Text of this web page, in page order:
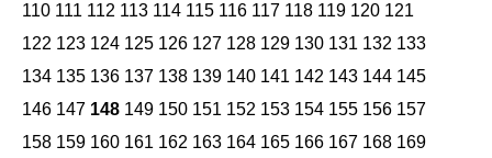
110 111 112 113 114 115 116 117 118 119 120 121
122 123 124 125 126 127 128 129 130 131 132 133
134 135 136 137 138 139 140 141 142 143 144 145
146 147 148 149 150 151 152 153 154 155 156 157
158 159 160 161 162 163 164 165 166 167 168 169